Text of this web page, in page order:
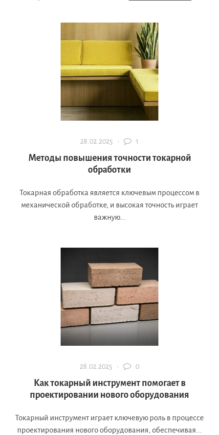
28.02.2025 · 1
Методы повышения точности токарной
обработки
Токарная обработка является ключевым процессом в
механической обработке, и высокая точность играет
важную...
28.02.2025 · 0
Как токарный инструмент помогает в
проектировании нового оборудования
Токарный инструмент играет ключевую роль в процессе
проектирования нового оборудования, обеспечивая...